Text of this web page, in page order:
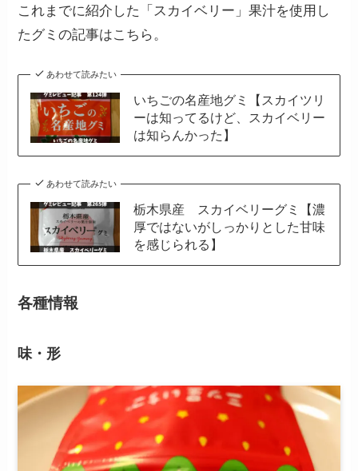
これまでに紹介した「スカイベリー」果汁を使用し
たグミの記事はこちら。
あわせて読みたい
いちごの名産地グミ【スカイツリ
ーは知ってるけど、スカイベリー
は知らんかった】
あわせて読みたい
栃木県産 スカイベリーグミ【濃
厚ではないがしっかりとした甘味
を感じられる】
各種情報
味・形